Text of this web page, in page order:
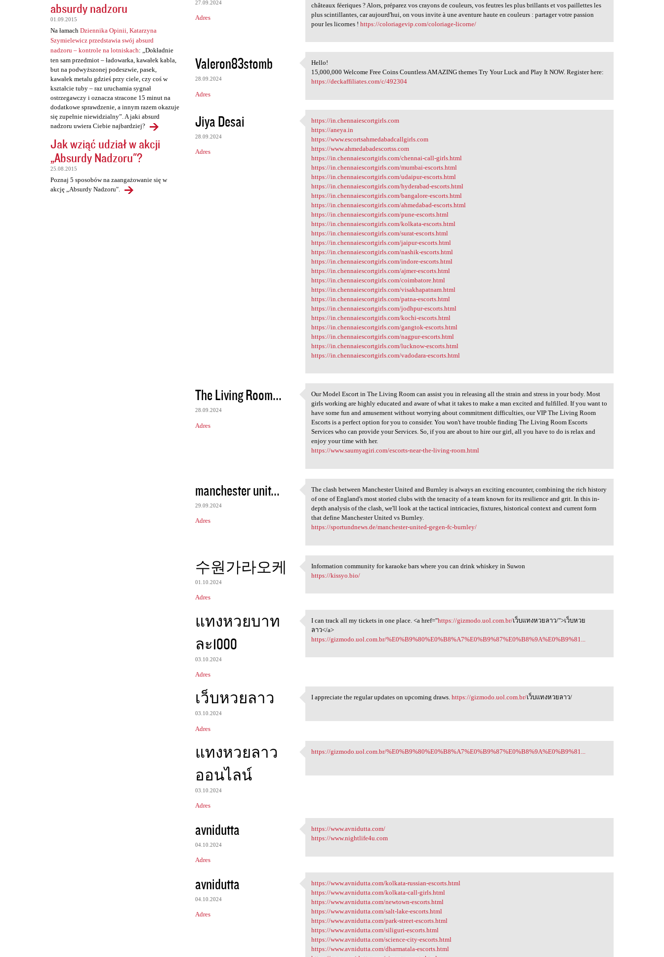
absurdy nadzoru
01.09.2015
Na łamach Dziennika Opinii, Katarzyna
Szymielewicz przedstawia swój absurd
nadzoru – kontrole na lotniskach: „Dokładnie
ten sam przedmiot – ładowarka, kawałek kabla,
but na podwyższonej podeszwie, pasek,
kawałek metalu gdzieś przy ciele, czy coś w
kształcie tuby – raz uruchamia sygnał
ostrzegawczy i oznacza stracone 15 minut na
dodatkowe sprawdzenie, a innym razem okazuje
się zupełnie niewidzialny”. A jaki absurd
nadzoru uwiera Ciebie najbardziej?
Jak wziąć udział w akcji
„Absurdy Nadzoru"?
25.08.2015
Poznaj 5 sposobów na zaangażowanie się w
akcję „Absurdy Nadzoru".
27.09.2024
Adres
châteaux féeriques ? Alors, préparez vos crayons de couleurs, vos feutres les plus brillants et vos paillettes les
plus scintillantes, car aujourd'hui, on vous invite à une aventure haute en couleurs : partager votre passion
pour les licornes !https://coloriagevip.com/coloriage-licorne/
Valeron83stomb
28.09.2024
Adres
Hello!
Hello!
15,000,000 Welcome Free Coins Countless AMAZING themes Try Your Luck and Play It NOW. Register here:
https://deckaffiliates.com/c/492304
Jiya Desai
28.09.2024
Adres
https://in.chennaiescortgirls
https://in.chennaiescortgirls.com
https://aneya.in
https://www.escortsahmedabadcallgirls.com
https://www.ahmedabadescortss.com
https://in.chennaiescortgirls.com/chennai-call-girls.html
https://in.chennaiescortgirls.com/mumbai-escorts.html
https://in.chennaiescortgirls.com/udaipur-escorts.html
https://in.chennaiescortgirls.com/hyderabad-escorts.html
https://in.chennaiescortgirls.com/bangalore-escorts.html
https://in.chennaiescortgirls.com/ahmedabad-escorts.html
https://in.chennaiescortgirls.com/pune-escorts.html
https://in.chennaiescortgirls.com/kolkata-escorts.html
https://in.chennaiescortgirls.com/surat-escorts.html
https://in.chennaiescortgirls.com/jaipur-escorts.html
https://in.chennaiescortgirls.com/nashik-escorts.html
https://in.chennaiescortgirls.com/indore-escorts.html
https://in.chennaiescortgirls.com/ajmer-escorts.html
https://in.chennaiescortgirls.com/coimbatore.html
https://in.chennaiescortgirls.com/visakhapatnam.html
https://in.chennaiescortgirls.com/patna-escorts.html
https://in.chennaiescortgirls.com/jodhpur-escorts.html
https://in.chennaiescortgirls.com/kochi-escorts.html
https://in.chennaiescortgirls.com/gangtok-escorts.html
https://in.chennaiescortgirls.com/nagpur-escorts.html
https://in.chennaiescortgirls.com/lucknow-escorts.html
https://in.chennaiescortgirls.com/vadodara-escorts.html
The Living Room...
28.09.2024
Adres
Our Model Escort in The
Our Model Escort in The Living Room can assist you in releasing all the strain and stress in your body. Most
girls working are highly educated and aware of what it takes to make a man excited and fulfilled. If you want to
have some fun and amusement without worrying about commitment difficulties, our VIP The Living Room
Escorts is a perfect option for you to consider. You won't have trouble finding The Living Room Escorts
Services who can provide your Services. So, if you are about to hire our girl, all you have to do is relax and
enjoy your time with her.
https://www.saumyagiri.com/escorts-near-the-living-room.html
manchester unit...
29.09.2024
Adres
The clash between Manchester
The clash between Manchester United and Burnley is always an exciting encounter, combining the rich history
of one of England's most storied clubs with the tenacity of a team known for its resilience and grit. In this in-
depth analysis of the clash, we'll look at the tactical intricacies, fixtures, historical context and current form
that define Manchester United vs Burnley.
https://sportundnews.de/manchester-united-gegen-fc-burnley/
수원가라오케
01.10.2024
Adres
Information community for
Information community for karaoke bars where you can drink whiskey in Suwon
https://kissyo.bio/
แทงหวยบาท
ละ1000
03.10.2024
Adres
I can track all my tickets in
I can track all my tickets in one place. <a href="https://gizmodo.uol.com.br/เว็บแทงหวยลาว/">เว็บหวย
ลาว</a>
https://gizmodo.uol.com.br/%E0%B9%80%E0%B8%A7%E0%B9%87%E0%B8%9A%E0%B9%81...
เว็บหวยลาว
03.10.2024
Adres
I appreciate the regular
I appreciate the regular updates on upcoming draws.https://gizmodo.uol.com.br/เว็บแทงหวยลาว/
แทงหวยลาว
ออนไลน์
03.10.2024
Adres
https://gizmodo.uol.com.br/
https://gizmodo.uol.com.br/%E0%B9%80%E0%B8%A7%E0%B9%87%E0%B8%9A%E0%B9%81...
avnidutta
04.10.2024
Adres
https://www.avnidutta.com/
https://www.avnidutta.com/
https://www.nightlife4u.com
avnidutta
04.10.2024
Adres
https://www.avnidutta.com
https://www.avnidutta.com/kolkata-russian-escorts.html
https://www.avnidutta.com/kolkata-call-girls.html
https://www.avnidutta.com/newtown-escorts.html
https://www.avnidutta.com/salt-lake-escorts.html
https://www.avnidutta.com/park-street-escorts.html
https://www.avnidutta.com/siliguri-escorts.html
https://www.avnidutta.com/science-city-escorts.html
https://www.avnidutta.com/dharmatala-escorts.html